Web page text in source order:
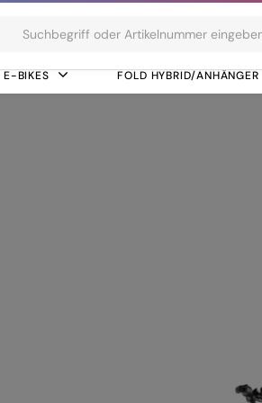
E-BIKES FOLD HYBRID/ANHÄNGER